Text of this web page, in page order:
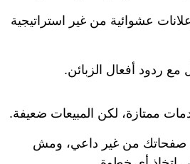
عشوائية من غير استراتيجية
ردود أفعال الزبائن.
ممتازة، لكن المبيعات ضعيفة.
صفحاتك من غير داعي، ومش